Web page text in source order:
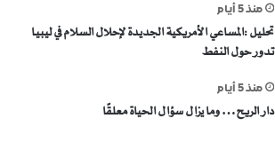
منذ 5 أيام
تحليل :المساعي الأمريكية الجديدة لإحلال السلام في ليبيا
تدور حول النفط
منذ 5 أيام
دار الريح… وما يزال سؤال الحياة معلقًا